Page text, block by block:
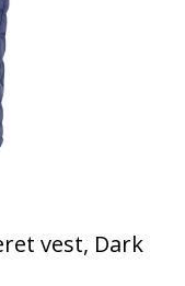
vest, Dark